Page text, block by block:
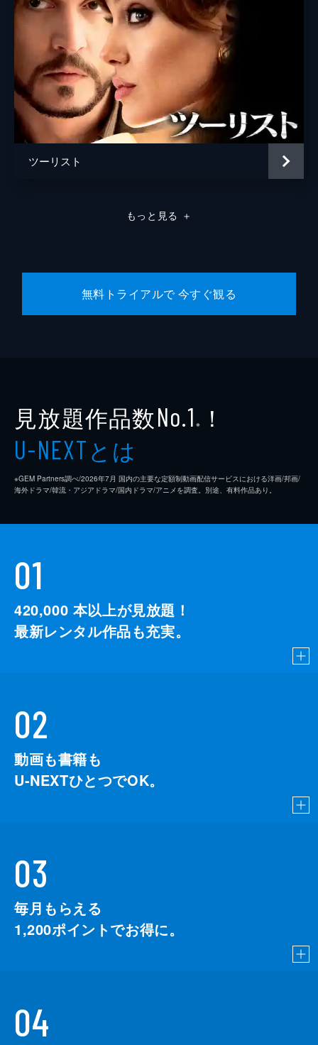
ツーリスト
もっと見る ＋
無料トライアルで 今すぐ観る
見放題作品数No.1 ※ ！
U-NEXTとは
※GEM Partners調べ/2026年7⽉ 国内の主要な定額制動画配信サービスにおける洋画/邦画/
海外ドラマ/韓流・アジアドラマ/国内ドラマ/アニメを調査。別途、有料作品あり。
01
420,000 本以上が見放題！
最新レンタル作品も充実。
02
動画も書籍も
U-NEXTひとつでOK。
03
毎月もらえる
1,200ポイントでお得に。
04